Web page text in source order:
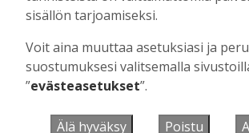
siirtolaisuudesta –
toinen kirjoittaja ovat
Kiuruveden Ruutanalta
Tilaajille
Aku Laatikainen
sisällön tarjoamiseksi.
Voit aina muuttaa asetuksiasi ja
suostumuksesi valitsemalla
”evästeasetukset”.
Älä hyväksy Poistu